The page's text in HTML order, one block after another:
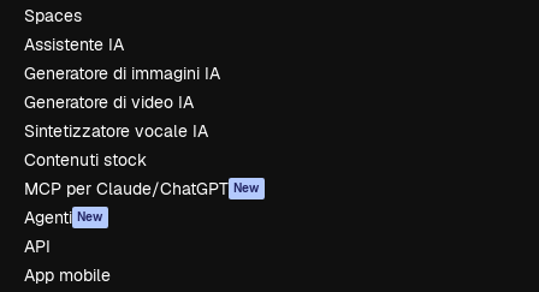
Spaces
Assistente IA
Generatore di immagini IA
Generatore di video IA
Sintetizzatore vocale IA
Contenuti stock
MCP per Claude/ChatGPT New
Agenti New
API
App mobile